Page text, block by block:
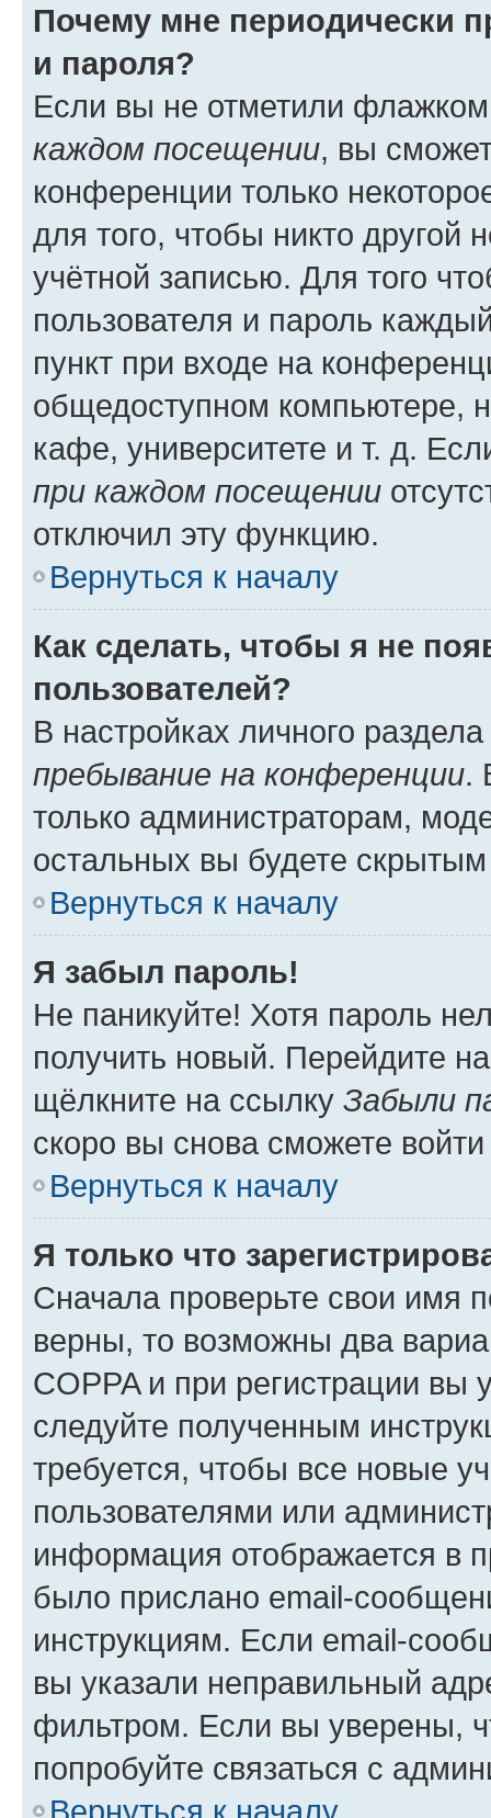
Почему мне периодически
и пароля?
Если вы не отметили
каждом посещении, вы
конференции только
для того, чтобы никто другой
учётной записью. Для того
пользователя и пароль
пункт при входе на
общедоступном компьютере,
кафе, университете и т. д.
при каждом посещении
отключил эту функцию.
Вернуться к началу
Как сделать, чтобы я не
пользователей?
В настройках личного
пребывание на конференции.
только администраторам,
остальных вы будете
Вернуться к началу
Я забыл пароль!
Не паникуйте! Хотя пароль
получить новый. Перейдите
щёлкните на ссылку Забыли
скоро вы снова сможете
Вернуться к началу
Я только что
Сначала проверьте свои имя
верны, то возможны два
COPPA и при регистрации вы
следуйте полученным
требуется, чтобы все новые
пользователями или
информация отображается в
было прислано email-
инструкциям. Если email-
вы указали неправильный
фильтром. Если вы уверены,
попробуйте связаться с
Вернуться к началу